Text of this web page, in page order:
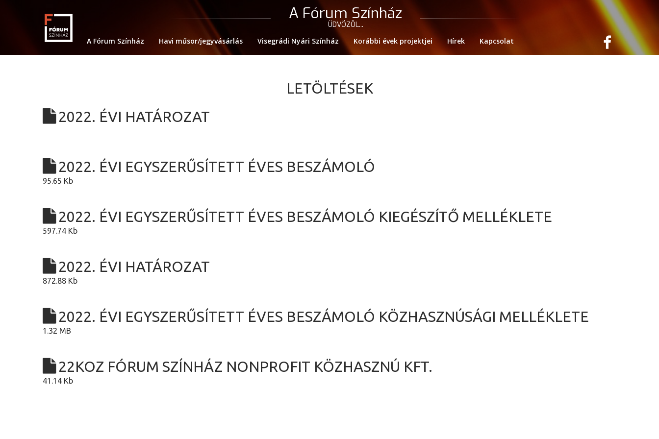
A Fórum Színház
ÜDVÖZÖL...
A Fórum Színház
Havi műsor/jegyvásárlás Visegrádi Nyári Színház Korábbi évek projektjei Hírek Kapcsolat
LETÖLTÉSEK
2022. ÉVI HATÁROZAT
2022. ÉVI EGYSZERŰSÍTETT ÉVES BESZÁMOLÓ
95.65 Kb
2022. ÉVI EGYSZERŰSÍTETT ÉVES BESZÁMOLÓ KIEGÉSZÍTŐ MELLÉKLETE
597.74 Kb
2022. ÉVI HATÁROZAT
872.88 Kb
2022. ÉVI EGYSZERŰSÍTETT ÉVES BESZÁMOLÓ KÖZHASZNÚSÁGI MELLÉKLETE
1.32 MB
22KOZ FÓRUM SZÍNHÁZ NONPROFIT KÖZHASZNÚ KFT.
41.14 Kb